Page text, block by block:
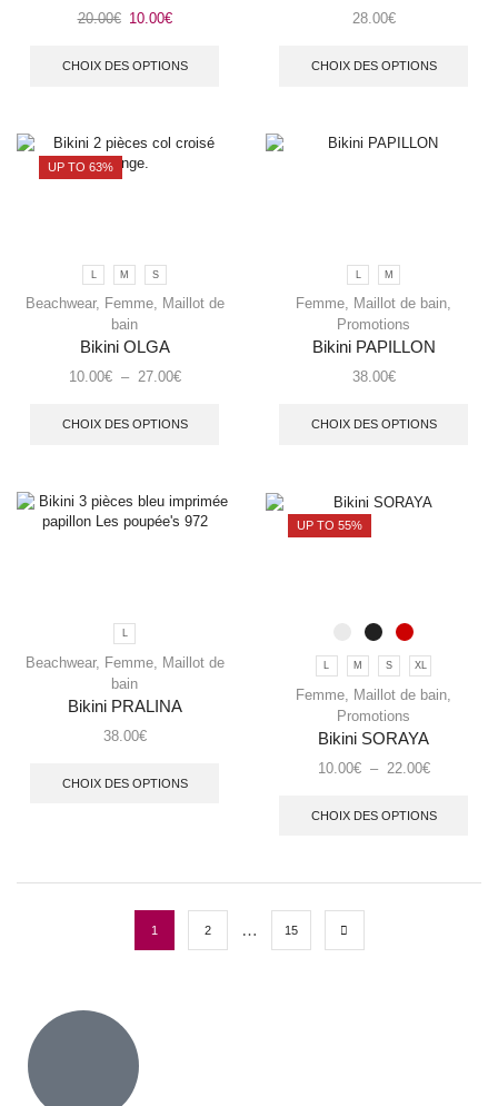
20.00€ 10.00€
CHOIX DES OPTIONS
28.00€
CHOIX DES OPTIONS
UP TO 63%
M S
Beachwear, Femme, Maillot de
bain
Bikini OLGA
10.00€ – 27.00€
CHOIX DES OPTIONS
M
Femme, Maillot de bain,
Promotions
Bikini PAPILLON
38.00€
CHOIX DES OPTIONS
L
Beachwear, Femme,
Maillot de
bain
Bikini PRALINA
38.00€
CHOIX DES OPTIONS
UP TO 55%
L M S XL
Femme Maillot de bain
Promotions
Bikini SORAYA
10.00€ – 22.00€
CHOIX DES OPTIONS
1 2 … 15